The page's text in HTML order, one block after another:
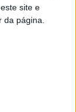
site e
página.